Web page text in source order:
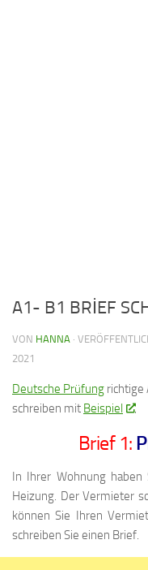
A1- B1 BRİEF
VON HANNA ·
2021
Deutsche Prüfung richtige
schreiben mit Beispiel .
Brief 1:
In Ihrer Wohnung
Heizung. Der Vermieter
können Sie Ihren
schreiben Sie einen Brief.